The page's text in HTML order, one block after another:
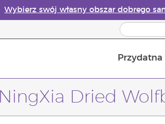
Wybierz swój własny obszar dobrego
NingXia Dried